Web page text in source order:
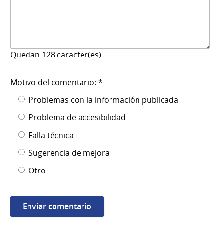
Quedan 128 caracter(es)
Motivo del comentario: *
Problemas con la información publicada
Problema de accesibilidad
Falla técnica
Sugerencia de mejora
Otro